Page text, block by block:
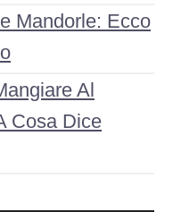
Mandorle: Ecco
Al
Cosa Dice